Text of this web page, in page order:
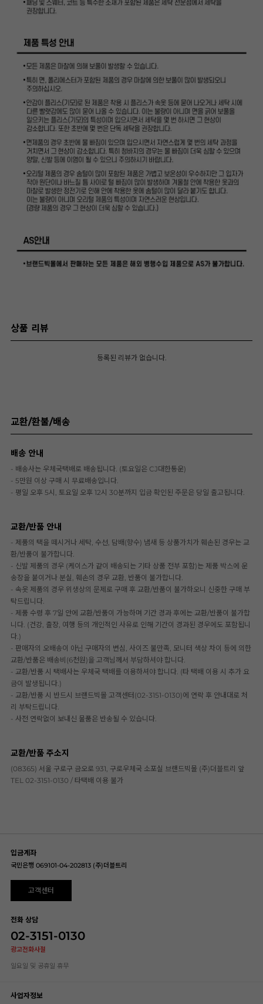
상품 리뷰
등록된 리뷰가 없습니다.
교환/환불/배송
배송 안내
- 배송사는 우체국택배로 배송됩니다. (토요일은 CJ대한통운)
- 5만원 이상 구매 시 무료배송입니다.
- 평일 오후 5시, 토요일 오후 12시 30분까지 입금 확인된 주문은 당일 출고됩니다.
교환/반품 안내
- 제품의 택을 떼시거나 세탁, 수선, 담배(향수) 냄새 등 상품가치가 훼손된 경우는 교
환/반품이 불가합니다.
- 신발 제품의 경우 (케이스가 같이 배송되는 기타 상품 전부 포함)는 제품 박스에 운
송장을 붙이거나 분실, 훼손의 경우 교환, 반품이 불가합니다.
- 속옷 제품의 경우 위생상의 문제로 구매 후 교환/반품이 불가하오니 신중한 구매 부
탁드립니다.
- 제품 수령 후 7일 안에 교환/반품이 가능하며 기간 경과 후에는 교환/반품이 불가합
니다. (건강, 출장, 여행 등의 개인적인 사유로 인해 기간이 경과된 경우에도 포함됩니
다.)
- 판매자의 오배송이 아닌 구매자의 변심, 사이즈 불만족, 모니터 색상 차이 등에 의한
교환/반품은 배송비(6천원)을 고객님께서 부담하셔야 합니다.
- 교환/반품 시 택배사는 우체국 택배를 이용하셔야 합니다. (타 택배 이용 시 추가 요
금이 발생됩니다.)
- 교환/반품 시 반드시 브랜드빅몰 고객센터(02-3151-0130)에 연락 후 안내대로 처
리 부탁드립니다.
- 사전 연락없이 보내신 물품은 반송될 수 있습니다.
교환/반품 주소지
(08365) 서울 구로구 금오로 931, 구로우체국 소포실 브랜드빅몰 (주)더블트리 앞
TEL 02-3151-0130 / 타택배 이용 불가
입금계좌
국민은행 069101-04-202813 (주)더블트리
고객센터
전화 상담
02-3151-0130
광고전화사절
일요일 및 공휴일 휴무
사업자정보